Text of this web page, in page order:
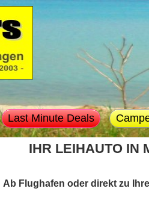
Last Minute Deals
IHR LEIHAUTO IN
Ab Flughafen oder direkt zu